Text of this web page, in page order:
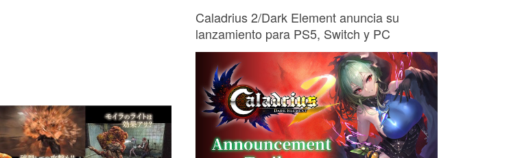
Caladrius 2/Dark Element anuncia su
lanzamiento para PS5, Switch y PC